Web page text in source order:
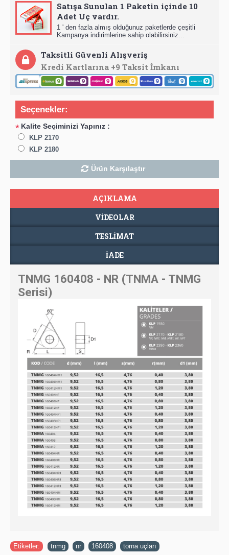
Satışa Sunulan 1 Paketin içinde 10
Adet Uç vardır.
1 ' den fazla almış olduğunuz paketlerde çeşitli
Kampanya indirimlerine sahip olabilirsiniz...
Taksitli Güvenli Alışveriş
Kredi Kartlarına +9 Taksit İmkanı
Seçenekler:
* Kalite Seçiminizi Yapınız :
KLP 2170
KLP 2180
Ürün Karşılaştır
AÇIKLAMA
VIDEOLAR
TESLIMAT
İADE
TNMG 160408 - NR (TNMA - TNMG
Serisi)
Etiketler: tnmg nr 160408 torna uçları